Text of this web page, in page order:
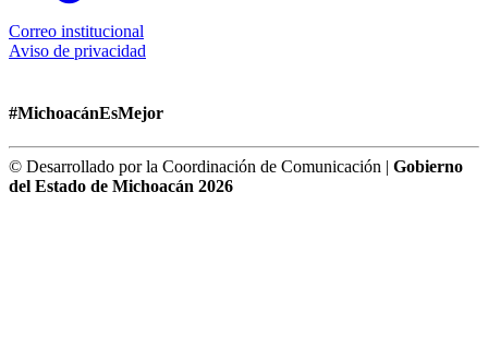
Correo institucional
Aviso de privacidad
#MichoacánEsMejor
© Desarrollado por la Coordinación de Comunicación | Gobierno
del Estado de Michoacán 2026